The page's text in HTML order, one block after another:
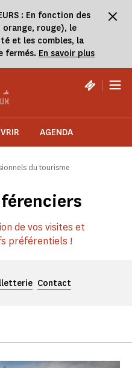
: En fonction des
orange, rouge), le
et les combles, la
fermés. En savoir plus
|
AGENDA
du tourisme
de vos visites et
préférentiels !
Contact